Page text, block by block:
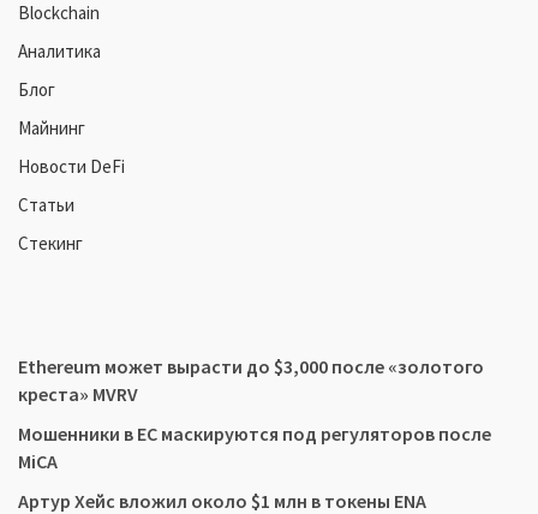
Blockchain
Аналитика
Блог
Майнинг
Новости DeFi
Статьи
Стекинг
Ethereum может вырасти до $3,000 после «золотого
креста» MVRV
Мошенники в ЕС маскируются под регуляторов после
MiCA
Артур Хейс вложил около $1 млн в токены ENA